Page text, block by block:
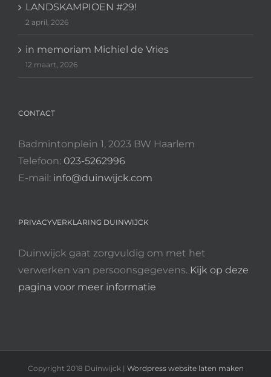
LANDSKAMPIOEN #29!
2 april, 2026
in memoriam Michiel de Vries
12 maart, 2026
CONTACT
Badmintonplein 1, 2023 BW Haarlem
Telefoon: 023-5262996
E-mail: info@duinwijck.com
PRIVACYVERKLARING DUINWIJCK
Duinwijck gaat zorgvuldig om met het
verwerken van persoonsgegevens. Kijk op deze
pagina voor meer informatie
Copyright 2018 Duinwijck | Wordpress website laten maken